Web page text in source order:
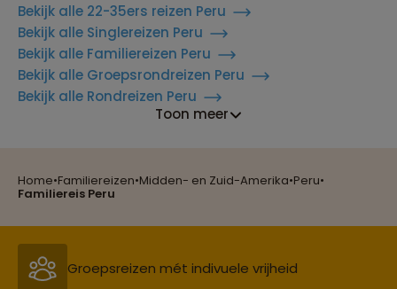
Home•Familiereizen•Midden- en Zuid-Amerika•Peru•
Familiereis Peru
Bekijk alle 22-35ers reizen Peru
Bekijk alle Singlereizen Peru
Bekijk alle Familiereizen Peru
Bekijk alle Groepsrondreizen Peru
Bekijk alle Rondreizen Peru
Toon meer
Reizen met oog voor mens, cultuur en milieu
Groepsreizen mét indivuele vrijheid